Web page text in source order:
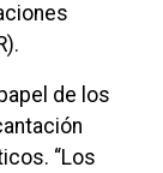
de los
“Los